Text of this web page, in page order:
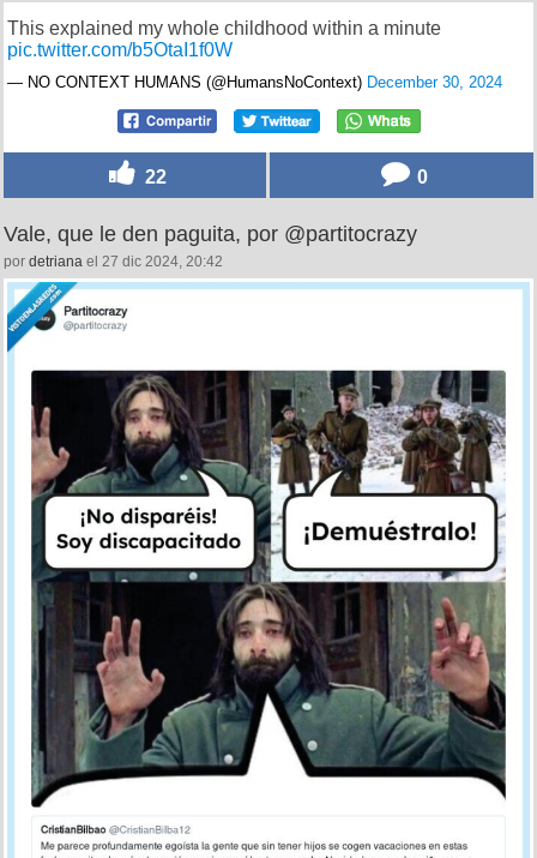
This explained my whole childhood within a minute
pic.twitter.com/b5OtaI1f0W
— NO CONTEXT HUMANS (@HumansNoContext) December 30, 2024
22 0
Vale, que le den paguita, por @partitocrazy
por detriana el 27 dic 2024, 20:42